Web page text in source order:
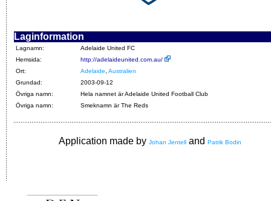
Laginformation
Lagnamn:
Adelaide United FC
Hemsida:
http://adelaideunited.com.au/
Ort:
Adelaide Australien
Grundad:
2003-09-12
Övriga namn:
Hela namnet är Adelaide United Football Club
Övriga namn:
Smeknamn är The Reds
Application made by Johan Jentell and Patrik Bodin